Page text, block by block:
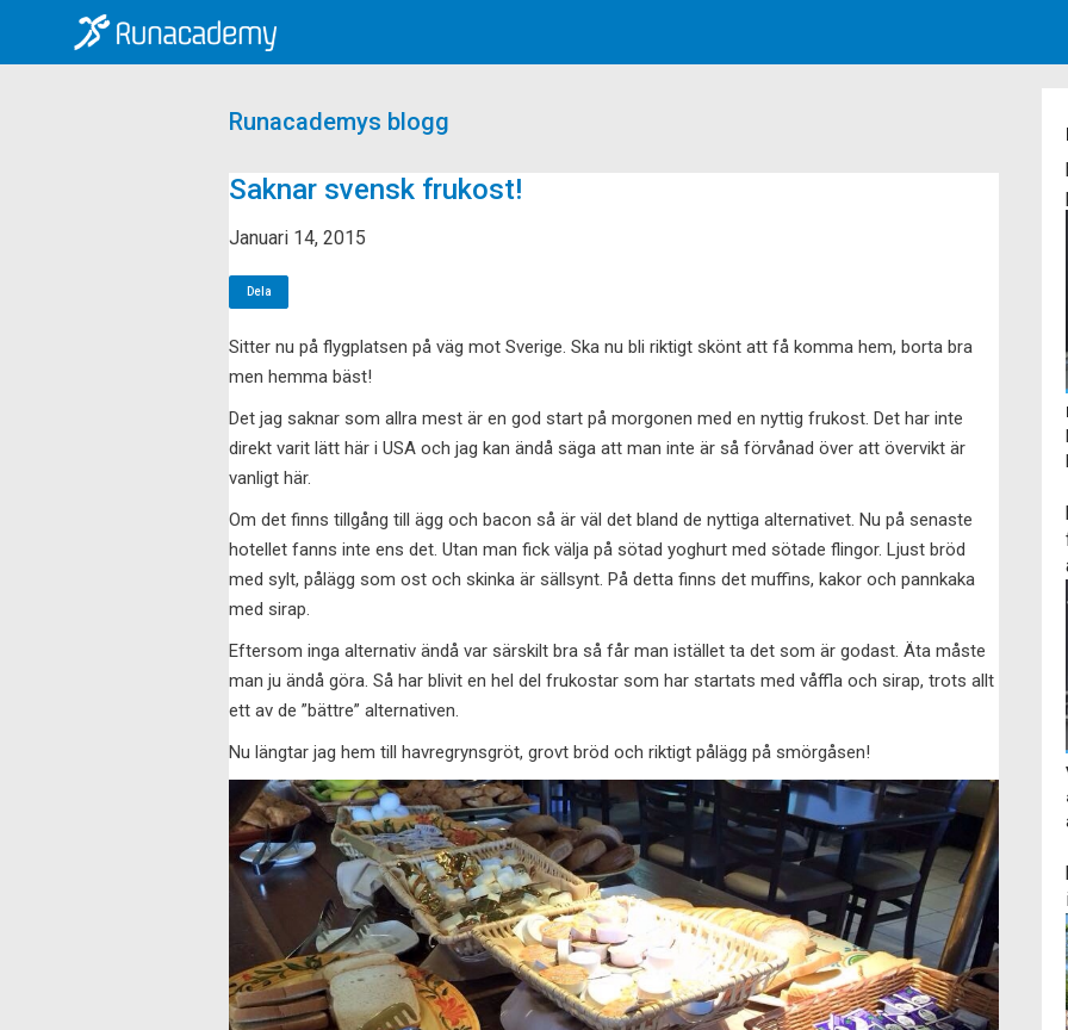
Runacademys blogg
Saknar svensk frukost!
Januari 14, 2015
Dela
Sitter nu på flygplatsen på väg mot Sverige. Ska nu bli riktigt skönt att få komma hem, borta bra
men hemma bäst!
Det jag saknar som allra mest är en god start på morgonen med en nyttig frukost. Det har inte
direkt varit lätt här i USA och jag kan ändå säga att man inte är så förvånad över att övervikt är
vanligt här.
Om det finns tillgång till ägg och bacon så är väl det bland de nyttiga alternativet. Nu på senaste
hotellet fanns inte ens det. Utan man fick välja på sötad yoghurt med sötade flingor. Ljust bröd
med sylt, pålägg som ost och skinka är sällsynt. På detta finns det muffins, kakor och pannkaka
med sirap.
Eftersom inga alternativ ändå var särskilt bra så får man istället ta det som är godast. Äta måste
man ju ändå göra. Så har blivit en hel del frukostar som har startats med våffla och sirap, trots allt
ett av de ”bättre” alternativen.
Nu längtar jag hem till havregrynsgröt, grovt bröd och riktigt pålägg på smörgåsen!